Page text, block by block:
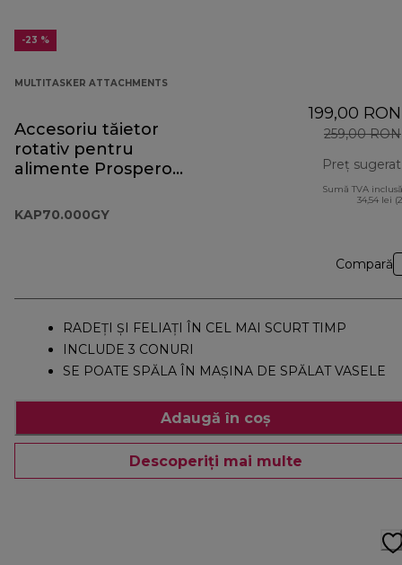
-23 %
MULTITASKER ATTACHMENTS
Accesoriu tăietor
rotativ pentru
alimente Prospero+
KAP70.000GY
199,00 RON
259,00 RON
Preț sugerat
Sumă TVA
34,54 lei
Compară
RADEȚI ȘI FELIAȚI ÎN CEL MAI SCURT TIMP
INCLUDE 3 CONURI
SE POATE SPĂLA ÎN MAȘINA DE SPĂLAT VASELE
Adaugă în coș
Descoperiți mai multe